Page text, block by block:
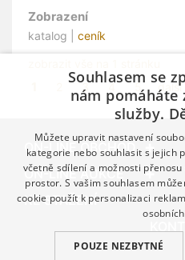
Zobrazení
katalog | ceník
3 4 5 další
ON-LINE OBCHOD
ON-LINE AUKCE
KE STAŽENÍ
Souhlasem se
nám pomáháte
služby.
Můžete upravit nastavení
kategorie nebo souhlasit s jejich
včetně sdílení a možnosti
prostor. S vašim souhlasem
cookie použít k personalizaci
POUZE NEZBYTNÉ